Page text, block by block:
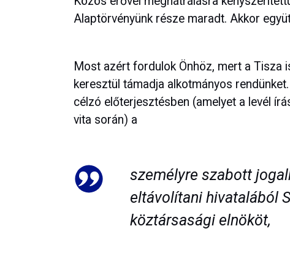
Alaptörvényünk része maradt. Akkor
Most azért fordulok Önhöz, mert a Tisza
keresztül támadja alkotmányos
célzó előterjesztésben (amelyet a levél
vita során) a
személyre szabott
eltávolítani hivatalából
köztársasági elnököt,